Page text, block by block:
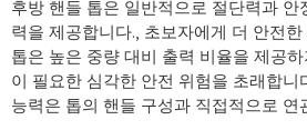
후방 핸들 톱은 일반적으로 절단력과
력을 제공합니다., 초보자에게 더 안전
톱은 높은 중량 대비 출력 비율을 제공
이 필요한 심각한 안전 위험을 초래합니
능력은 톱의 핸들 구성과 직접적으로 연